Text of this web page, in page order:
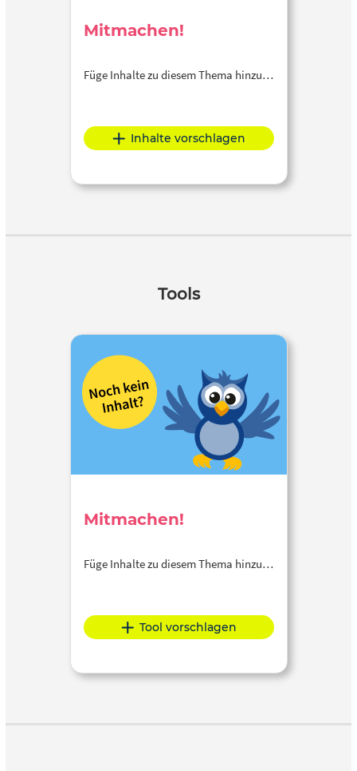
Mitmachen!
Füge Inhalte zu diesem Thema hinzu…
Inhalte vorschlagen
Tools
Mitmachen!
Füge Inhalte zu diesem Thema hinzu…
Tool vorschlagen